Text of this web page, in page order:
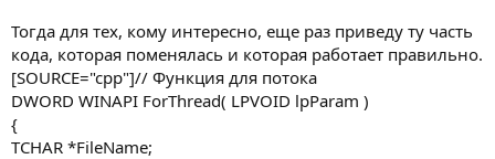
Тогда для тех, кому интересно, еще раз приведу ту часть
кода, которая поменялась и которая работает правильно.
[SOURCE="cpp"]// Функция для потока
DWORD WINAPI ForThread( LPVOID lpParam )
{
TCHAR *FileName;